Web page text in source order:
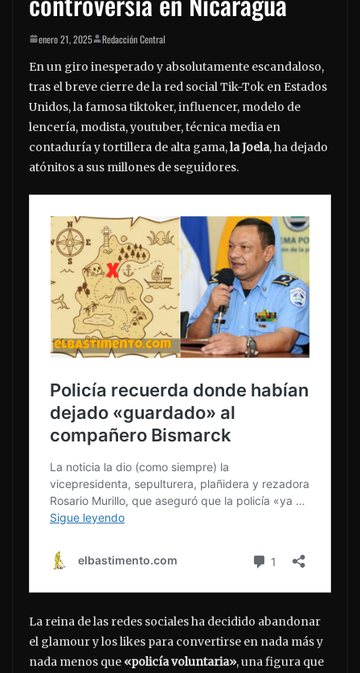
enero 21, 2025 Redacción Central
En un giro inesperado y absolutamente escandaloso,
tras el breve cierre de la red social Tik-Tok en Estados
Unidos, la famosa tiktoker, influencer, modelo de
lencería, modista, youtuber, técnica media en
contaduría y tortillera de alta gama,la Joela, ha dejado
atónitos a sus millones de seguidores.
La reina de las redes sociales ha decidido abandonar
el glamour y los likes para convertirse en nada más y
nada menos que «policía voluntaria», una figura que